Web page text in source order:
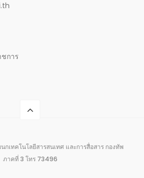
ชการ
เทคโนโลยีสารสนเทศ และการสื่อสาร กองทัพ
ภาคที่ 3 โทร 73496